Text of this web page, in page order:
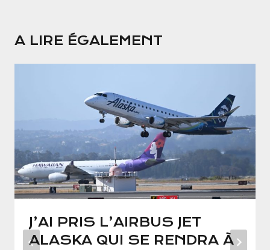
A LIRE ÉGALEMENT
J’AI PRIS L’AIRBUS JET
ALASKA QUI SE RENDRA À